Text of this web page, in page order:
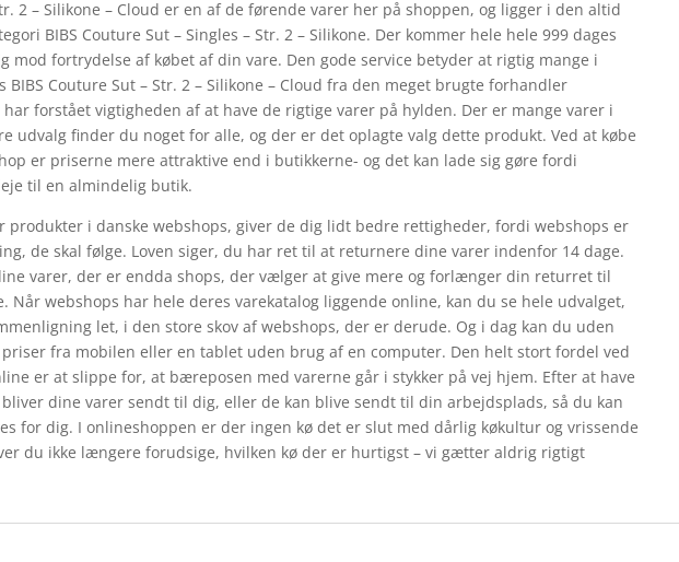
2 – Silikone – Cloud er en af de førende varer her på shoppen, og ligger i den altid
BIBS Couture Sut – Singles – Str. 2 – Silikone. Der kommer hele hele 999 dages
mod fortrydelse af købet af din vare. Den gode service betyder at rigtig mange i
BIBS Couture Sut – Str. 2 – Silikone – Cloud fra den meget brugte forhandler
forstået vigtigheden af at have de rigtige varer på hylden. Der er mange varer i
udvalg finder du noget for alle, og der er det oplagte valg dette produkt. Ved at købe
er priserne mere attraktive end i butikkerne- og det kan lade sig gøre fordi
til en almindelig butik.
produkter i danske webshops, giver de dig lidt bedre rettigheder, fordi webshops er
de skal følge. Loven siger, du har ret til at returnere dine varer indenfor 14 dage.
varer, der er endda shops, der vælger at give mere og forlænger din returret til
Når webshops har hele deres varekatalog liggende online, kan du se hele udvalget,
let, i den store skov af webshops, der er derude. Og i dag kan du uden
fra mobilen eller en tablet uden brug af en computer. Den helt stort fordel ved
er at slippe for, at bæreposen med varerne går i stykker på vej hjem. Efter at have
dine varer sendt til dig, eller de kan blive sendt til din arbejdsplads, så du kan
for dig. I onlineshoppen er der ingen kø det er slut med dårlig køkultur og vrissende
du ikke længere forudsige, hvilken kø der er hurtigst – vi gætter aldrig rigtigt